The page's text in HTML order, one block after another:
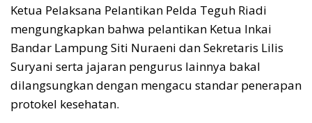
Ketua Pelaksana Pelantikan Pelda Teguh Riadi
mengungkapkan bahwa pelantikan Ketua Inkai
Bandar Lampung Siti Nuraeni dan Sekretaris Lilis
Suryani serta jajaran pengurus lainnya bakal
dilangsungkan dengan mengacu standar penerapan
protokel kesehatan.